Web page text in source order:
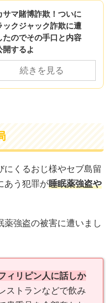
サマ賭博詐欺！ついに
ックジャック詐欺に遭
たのでその手口と内容
開するよ
続きを見る
にくるおじ様やセブ島留
あう犯罪が睡眠薬強盗や
強盗の被害に遭いまし
ィリピン人に話しか
ストランなどで飲み